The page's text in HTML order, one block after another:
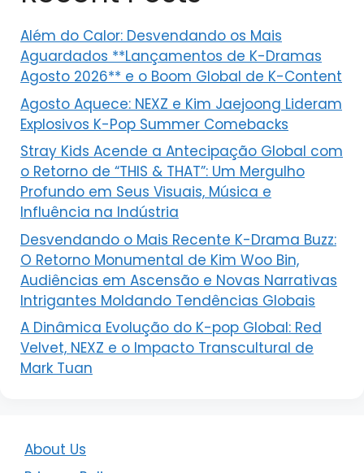
Além do Calor: Desvendando os Mais
Aguardados **Lançamentos de K-Dramas
Agosto 2026** e o Boom Global de K-Content
Agosto Aquece: NEXZ e Kim Jaejoong Lideram
Explosivos K-Pop Summer Comebacks
Stray Kids Acende a Antecipação Global com
o Retorno de “THIS & THAT”: Um Mergulho
Profundo em Seus Visuais, Música e
Influência na Indústria
Desvendando o Mais Recente K-Drama Buzz:
O Retorno Monumental de Kim Woo Bin,
Audiências em Ascensão e Novas Narrativas
Intrigantes Moldando Tendências Globais
A Dinâmica Evolução do K-pop Global: Red
Velvet, NEXZ e o Impacto Transcultural de
Mark Tuan
About Us